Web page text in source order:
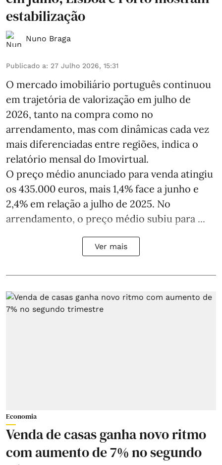
estabilização
Nuno Braga
Publicado a: 27 Julho 2026, 15:31
O mercado imobiliário português continuou
em trajetória de valorização em julho de
2026, tanto na compra como no
arrendamento, mas com dinâmicas cada vez
mais diferenciadas entre regiões, indica o
relatório mensal do Imovirtual.
O preço médio anunciado para venda atingiu
os 435.000 euros, mais 1,4% face a junho e
2,4% em relação a julho de 2025. No
arrendamento, o preço médio subiu para ...
Ver mais
Economia
Venda de casas ganha novo ritmo
com aumento de 7% no segundo